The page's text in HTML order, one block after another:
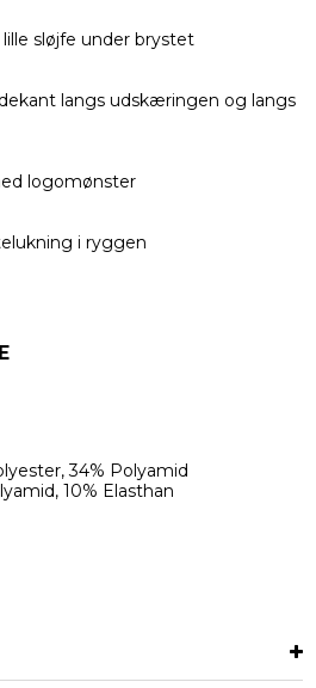
sløjfe under brystet
langs udskæringen og langs
logomønster
i ryggen
34% Polyamid
10% Elasthan